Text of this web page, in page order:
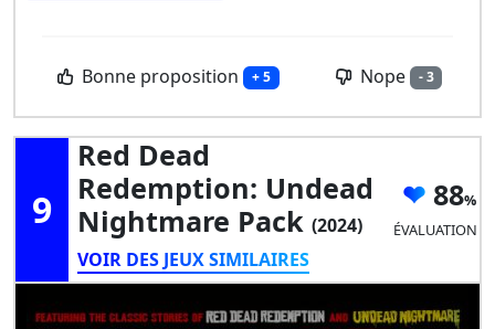
Bonne proposition + 5 Nope - 3
9
Red Dead
Redemption: Undead
Nightmare Pack (2024)
VOIR DES JEUX SIMILAIRES
88
ÉVALUATION